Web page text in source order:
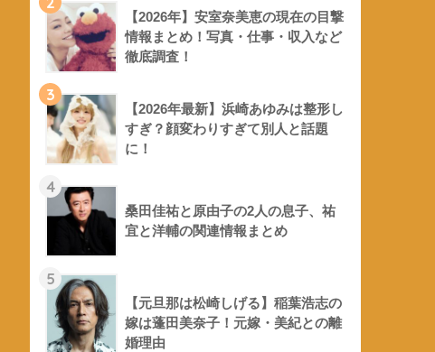
【2026年】安室奈美恵の現在の目撃
情報まとめ！写真・仕事・収入など
徹底調査！
3
【2026年最新】浜崎あゆみは整形し
すぎ？顔変わりすぎて別人と話題
に！
4
桑田佳祐と原由子の2人の息子、祐
宜と洋輔の関連情報まとめ
5
【元旦那は松崎しげる】稲葉浩志の
嫁は蓬田美奈子！元嫁・美紀との離
婚理由